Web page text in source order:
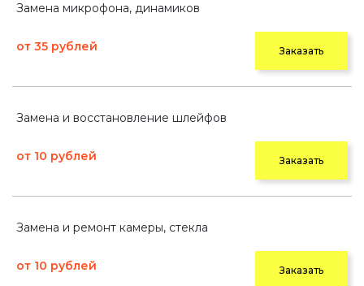
Замена микрофона, динамиков
от 35 рублей Заказать
Замена и восстановление шлейфов
от 10 рублей Заказать
Замена и ремонт камеры, стекла
от 10 рублей Заказать